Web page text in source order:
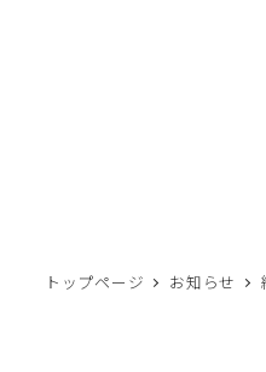
トップページ お知らせ